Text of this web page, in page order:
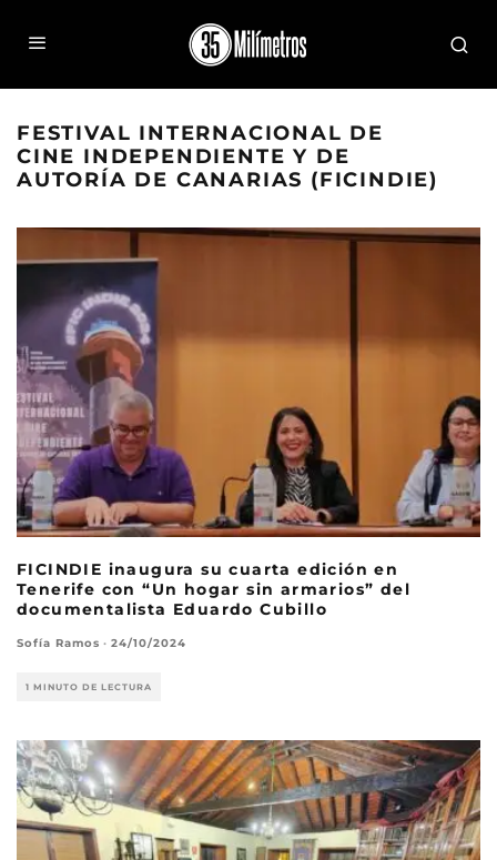
FESTIVAL INTERNACIONAL DE
CINE INDEPENDIENTE Y DE
AUTORÍA DE CANARIAS (FICINDIE)
FICINDIE inaugura su cuarta edición en
Tenerife con “Un hogar sin armarios” del
documentalista Eduardo Cubillo
Sofía Ramos · 24/10/2024
1 MINUTO DE LECTURA